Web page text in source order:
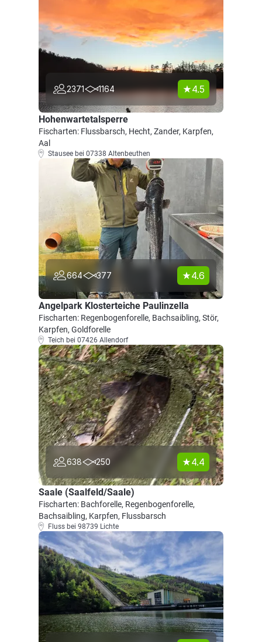
2371 1164 4.5
Hohenwartetalsperre
Fischarten: Flussbarsch, Hecht, Zander, Karpfen,
Aal
Stausee bei 07338 Altenbeuthen
664 377 4.6
Angelpark Klosterteiche Paulinzella
Fischarten: Regenbogenforelle, Bachsaibling, Stör,
Karpfen, Goldforelle
Teich bei 07426 Allendorf
638 250 4.4
Saale (Saalfeld/Saale)
Fischarten: Bachforelle, Regenbogenforelle,
Bachsaibling, Karpfen, Flussbarsch
Fluss bei 98739 Lichte